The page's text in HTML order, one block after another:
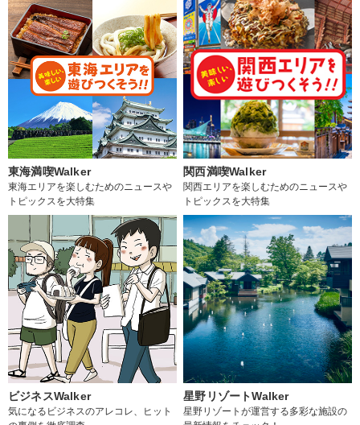
東海満喫Walker
東海エリアを楽しむためのニュースや
トピックスを大特集
関西満喫Walker
関西エリアを楽しむためのニュースや
トピックスを大特集
ビジネスWalker
気になるビジネスのアレコレ、ヒット
星野リゾートWalker
星野リゾートが運営する多彩な施設の